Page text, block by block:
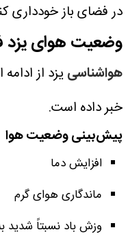
در فضای باز خودداری
وضعیت هوای یزد فردا
هواشناسییزد از
خبر داده است.
پیش‌بینی وضعیت هوا
افزایش دما
ماندگاری هوای گرم
وزش باد نسبتاً